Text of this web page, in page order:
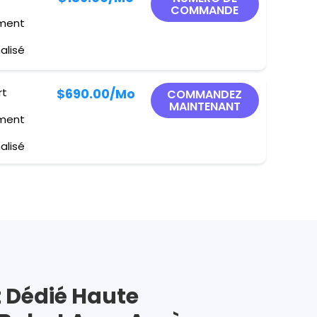
COMMANDE
$690.00/Mo COMMANDEZ
MAINTENANT
Haute